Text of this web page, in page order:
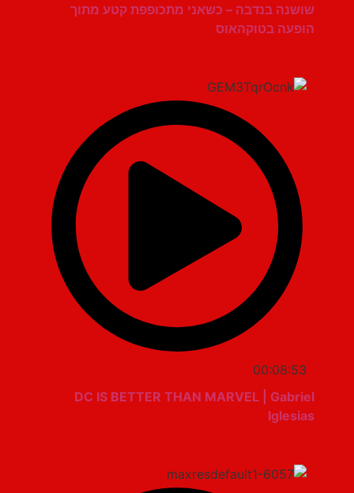
שושנה בנדבה – כשאני מתכופפת קטע מתוך
הופעה בטוקהאוס
00:08:53
DC IS BETTER THAN MARVEL | Gabriel
Iglesias